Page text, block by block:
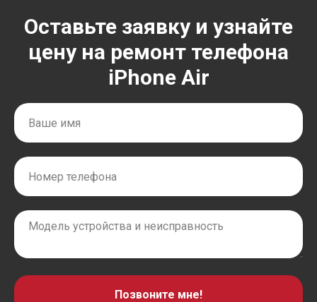
Оставьте заявку и узнайте
цену на ремонт телефона
iPhone Air
Позвоните мне!